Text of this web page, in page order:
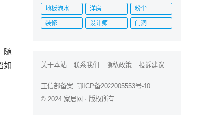
随
如
地板泡水 洋房 粉尘
装修 设计师 门洞
关于本站 联系我们 隐私政策 投诉建议
工信部备案: 鄂ICP备2022005553号-10
© 2024 家居网 · 版权所有